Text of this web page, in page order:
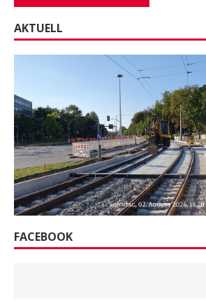
AKTUELL
FACEBOOK